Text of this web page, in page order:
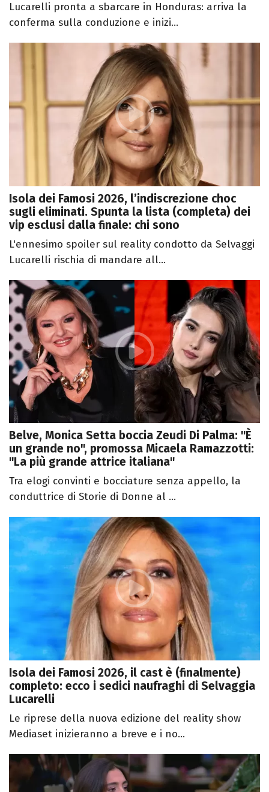
Lucarelli pronta a sbarcare in Honduras: arriva la
conferma sulla conduzione e inizi...
Isola dei Famosi 2026, l’indiscrezione choc
sugli eliminati. Spunta la lista (completa) dei
vip esclusi dalla finale: chi sono
L'ennesimo spoiler sul reality condotto da Selvaggi
Lucarelli rischia di mandare all...
Belve, Monica Setta boccia Zeudi Di Palma: "È
un grande no", promossa Micaela Ramazzotti:
"La più grande attrice italiana"
Tra elogi convinti e bocciature senza appello, la
conduttrice di Storie di Donne al ...
Isola dei Famosi 2026, il cast è (finalmente)
completo: ecco i sedici naufraghi di Selvaggia
Lucarelli
Le riprese della nuova edizione del reality show
Mediaset inizieranno a breve e i no...